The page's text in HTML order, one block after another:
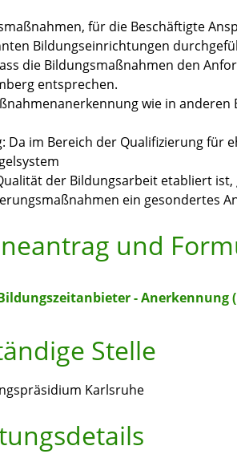
für die Beschäftigte
Bildungseinrichtungen
die Bildungsmaßnahmen den
entsprechen.
wie in
Da im Bereich der Qualifizierung für
der Bildungsarbeit etabliert
ein gesondertes
und
- Anerkennung
Stelle
Karlsruhe